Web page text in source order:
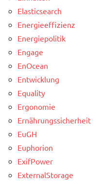
Elasticsearch
Energieeffizienz
Energiepolitik
Engage
EnOcean
Entwicklung
Equality
Ergonomie
Ernährungssicherheit
EuGH
Euphorion
ExifPower
ExternalStorage